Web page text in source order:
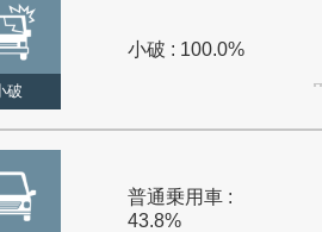
破
小破 : 100.0%
普通乗用車 :
43.8%